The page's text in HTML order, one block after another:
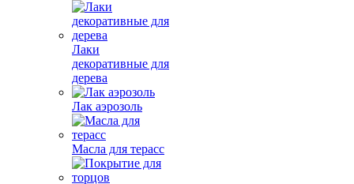
Лаки
декоративные для
дерева
Лак аэрозоль
Масла для терасс